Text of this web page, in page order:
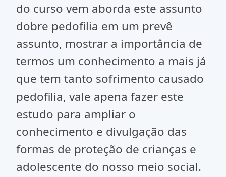
do curso vem aborda este assunto
dobre pedofilia em um prevê
assunto, mostrar a importância de
termos um conhecimento a mais já
que tem tanto sofrimento causado
pedofilia, vale apena fazer este
estudo para ampliar o
conhecimento e divulgação das
formas de proteção de crianças e
adolescente do nosso meio social.